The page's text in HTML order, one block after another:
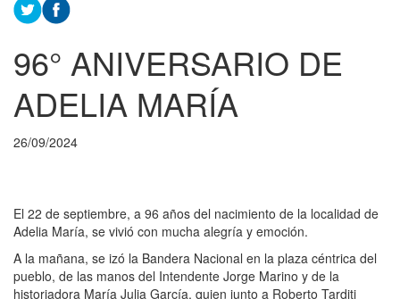
96° ANIVERSARIO DE
ADELIA MARÍA
26/09/2024
El 22 de septiembre, a 96 años del nacimiento de la localidad de
Adelia María, se vivió con mucha alegría y emoción.
A la mañana, se izó la Bandera Nacional en la plaza céntrica del
pueblo, de las manos del Intendente Jorge Marino y de la
historiadora María Julia García, quien junto a Roberto Tarditi